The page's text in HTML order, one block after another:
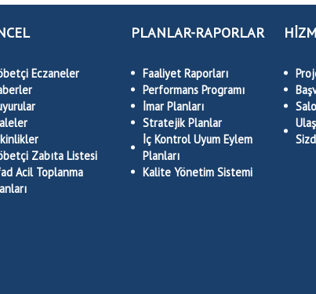
Eczaneler
Zabıta Listesi
Acil Toplanma
PLANLAR-RAPORLAR
Faaliyet Raporları
Performans Programı
İmar Planları
Stratejik Planlar
İç Kontrol Uyum Eylem
Planları
Kalite Yönetim Sistemi